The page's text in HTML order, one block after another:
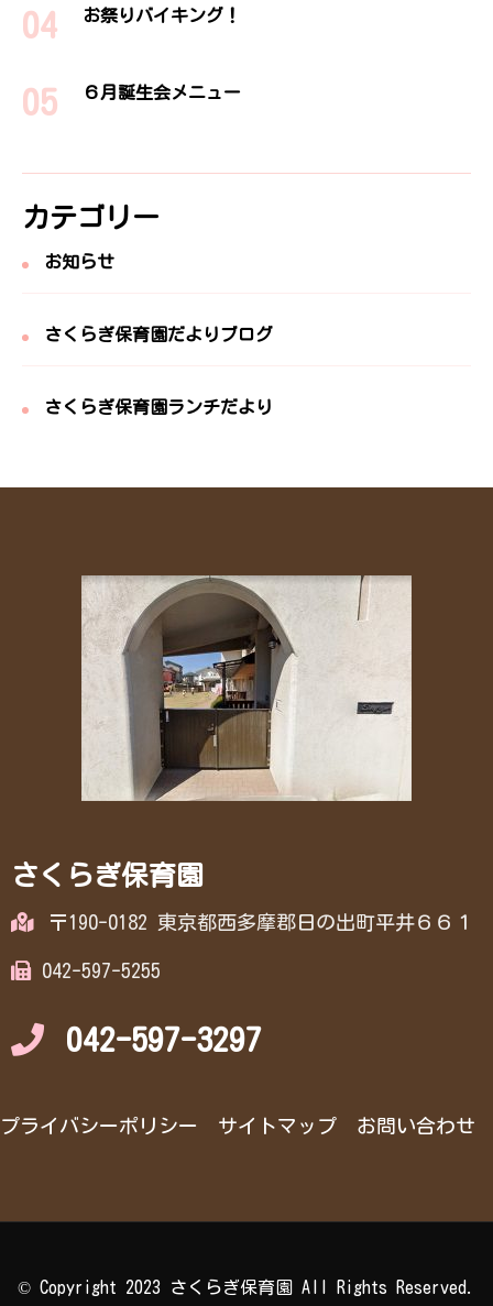
送
り
お祭りバイキング！
６月誕生会メニュー
カテゴリー
お知らせ
さくらぎ保育園だよりブログ
さくらぎ保育園ランチだより
さくらぎ保育園
〒190-0182 東京都西多摩郡日の出町平井６６１
042-597-5255
042-597-3297
プライバシーポリシー サイトマップ お問い合わせ
© Copyright 2023 さくらぎ保育園 All Rights Reserved.